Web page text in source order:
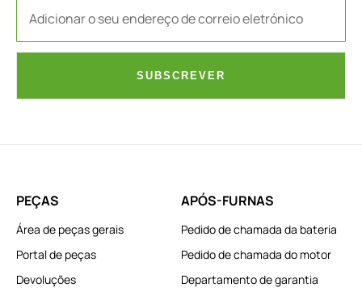
SUBSCREVER
PEÇAS
Área de peças gerais
Portal de peças
Devoluções
APÓS-FURNAS
Pedido de chamada da bateria
Pedido de chamada do motor
Departamento de garantia